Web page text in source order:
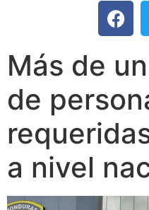
Más de
de
a nivel